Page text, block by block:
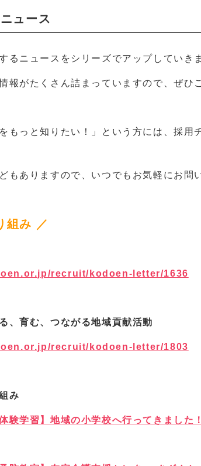
ュース
るニュースをシリーズでアップしていき
報がたくさん詰まっていますので、ぜひ
もっと知りたい！」という方には、採用
もありますので、いつでもお気軽にお問
組み ／
recruit/kodoen-letter/1636
、育む、つながる地域貢献活動
recruit/kodoen-letter/1803
み
験学習】地域の小学校へ行ってきました！